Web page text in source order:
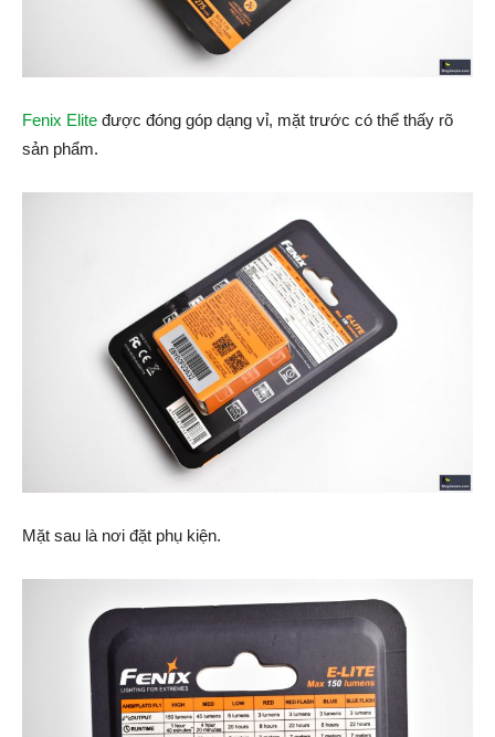
Fenix Elite được đóng góp dạng vỉ, mặt trước có thể thấy rõ
sản phẩm.
Mặt sau là nơi đặt phụ kiện.